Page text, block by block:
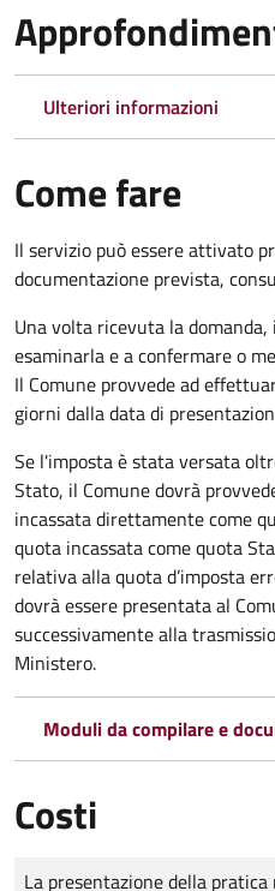
Ulteriori informazioni
Come fare
Il servizio può essere attivato
documentazione prevista,
Una volta ricevuta la
esaminarla e a confermare o
Il Comune provvede ad
giorni dalla data di
Se l'imposta è stata versata
Stato, il Comune dovrà
incassata direttamente come
quota incassata come quota
relativa alla quota d’imposta
dovrà essere presentata al
successivamente alla
Ministero.
Moduli da compilare e
Costi
Tipo di pagamento
Importo
La presentazione della